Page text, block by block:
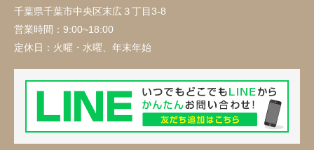
千葉県千葉市中央区末広３丁目3-8
営業時間： 9:00~18:00
定休日： 火曜・水曜、年末年始